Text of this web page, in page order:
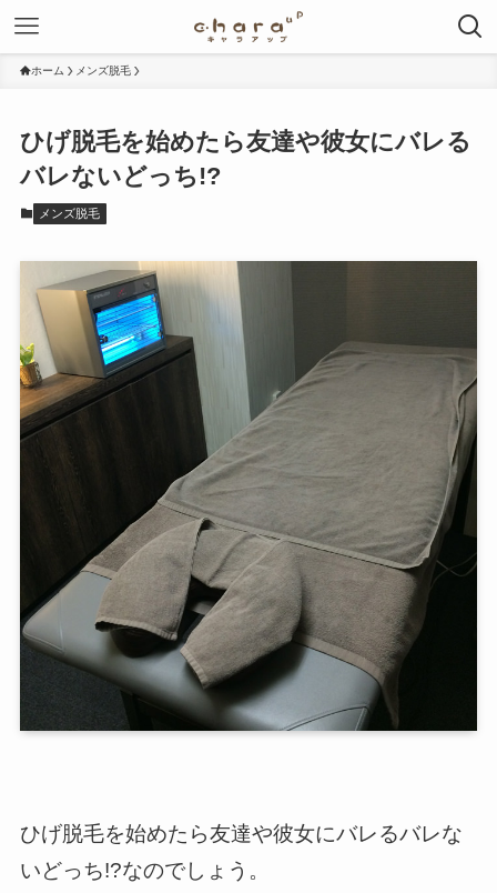
ホーム メンズ脱毛
ひげ脱毛を始めたら友達や彼女にバレる
バレないどっち!?
メンズ脱毛
ひげ脱毛を始めたら友達や彼女にバレるバレな
いどっち!?なのでしょう。